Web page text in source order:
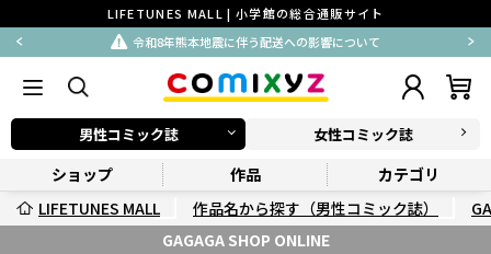
LIFETUNES MALL | 小学館の総合通販サイト
令和8年熊本地震に伴う配送への影響について
男性コミック誌 女性コミック誌
ショップ 作品
カテゴリ
LIFETUNES MALL
作品名から探す（男性コミック誌）
GAGAGA SHOP ONLINE